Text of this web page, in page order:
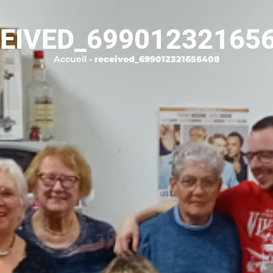
Accueil - received_699012321656408